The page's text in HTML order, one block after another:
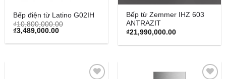
Bếp điện từ Latino G02IH
₫10,800,000.00
Original
was:
₫3,489,000.00Current
is:
Bếp từ Zemmer IHZ 603
ANTRAZIT
₫21,990,000.00